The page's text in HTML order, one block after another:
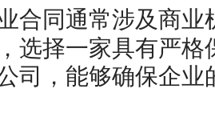
合同通常涉及商
选择一家具有严
司，能够确保企